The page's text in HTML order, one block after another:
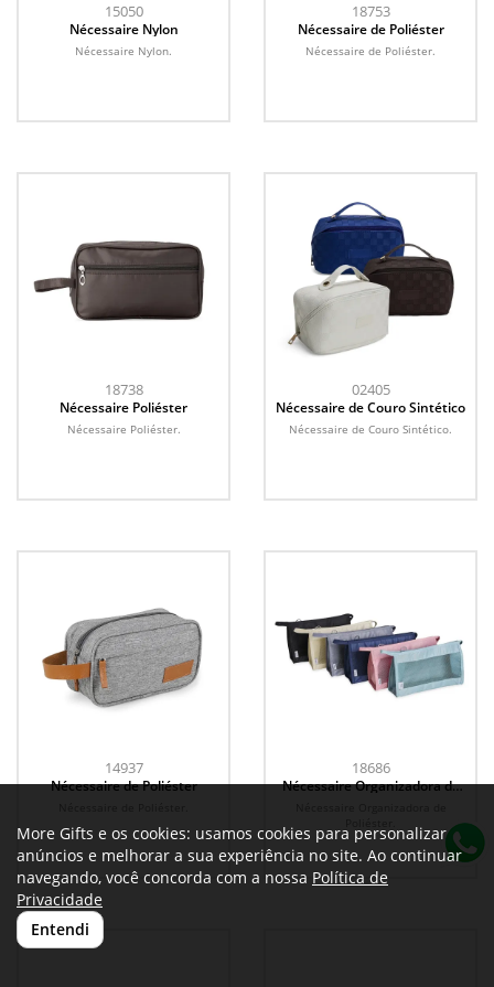
15050
Nécessaire Nylon
Nécessaire Nylon.
18753
Nécessaire de Poliéster
Nécessaire de Poliéster.
18738
Nécessaire Poliéster
Nécessaire Poliéster.
02405
Nécessaire de Couro Sintético
Nécessaire de Couro Sintético.
14937
Nécessaire de Poliéster
18686
Nécessaire Organizadora de
More Gifts e os cookies: usamos cookies para personalizar
anúncios e melhorar a sua experiência no site. Ao continuar
navegando, você concorda com a nossa Política de
Privacidade
Entendi